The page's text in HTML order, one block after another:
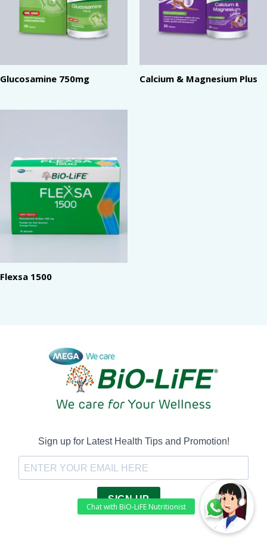
Glucosamine 750mg Calcium & Magnesium Plus
Flexsa 1500
Sign up for Latest Health Tips and Promotion!
SIGN UP